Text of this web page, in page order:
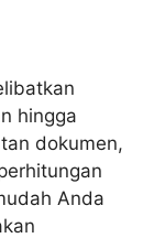
hingga
dokumen,
Anda